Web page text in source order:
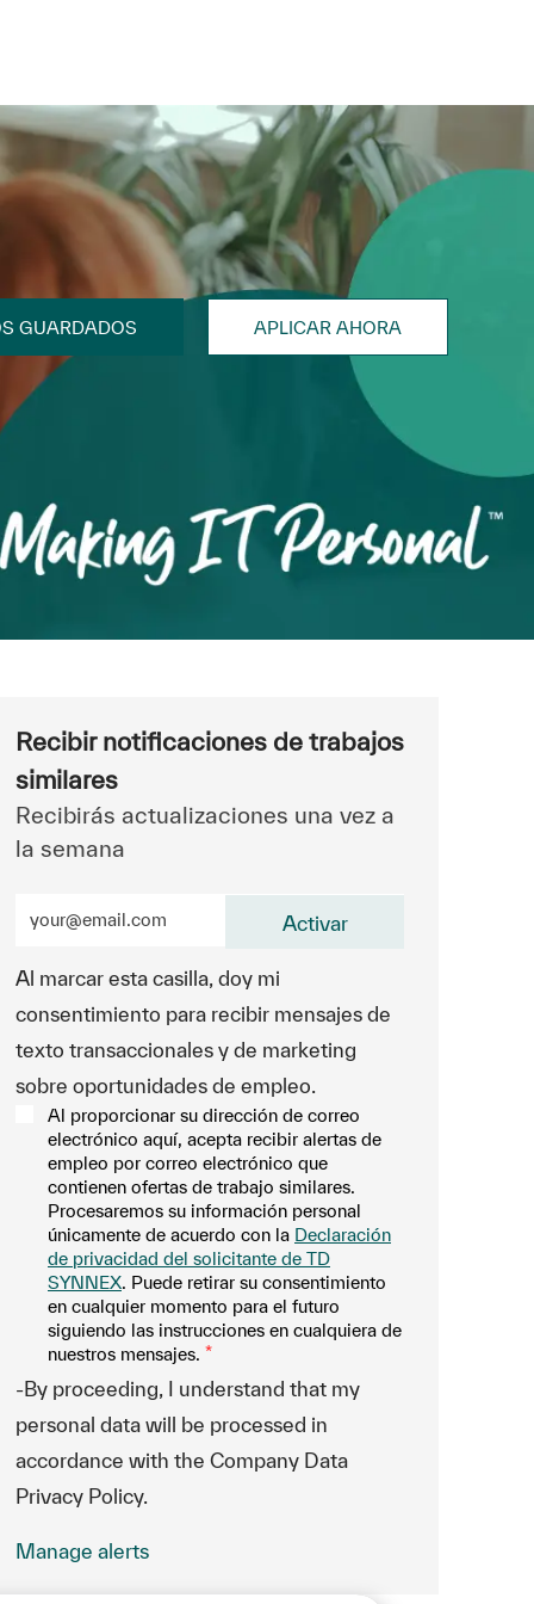
GUARDADOS APLICAR AHORA
Recibir notificaciones de trabajos
similares
Recibirás actualizaciones una vez a
la semana
Al marcar esta casilla, doy mi
consentimiento para recibir mensajes de
texto transaccionales y de marketing
sobre oportunidades de empleo.
Al proporcionar su dirección de correo
electrónico aquí, acepta recibir alertas de
empleo por correo electrónico que
contienen ofertas de trabajo similares.
Procesaremos su información personal
únicamente de acuerdo con la Declaración
de privacidad del solicitante de TD
SYNNEX. Puede retirar su consentimiento
en cualquier momento para el futuro
siguiendo las instrucciones en cualquiera de
nuestros mensajes. *
-By proceeding, I understand that my
personal data will be processed in
accordance with the Company Data
Privacy Policy.
Activar
Manage alerts